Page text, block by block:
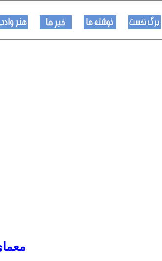
کـــــور پاڼه خبرونه